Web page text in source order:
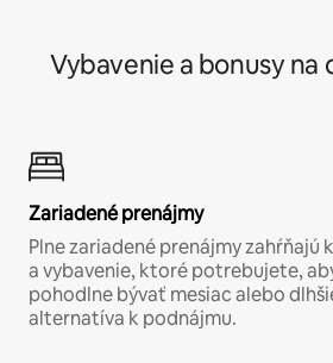
Vybavenie a bonusy na
Zariadené prenájmy
Plne zariadené prenájmy zahŕňajú
a vybavenie, ktoré potrebujete,
pohodlne bývať mesiac alebo
alternatíva k podnájmu.